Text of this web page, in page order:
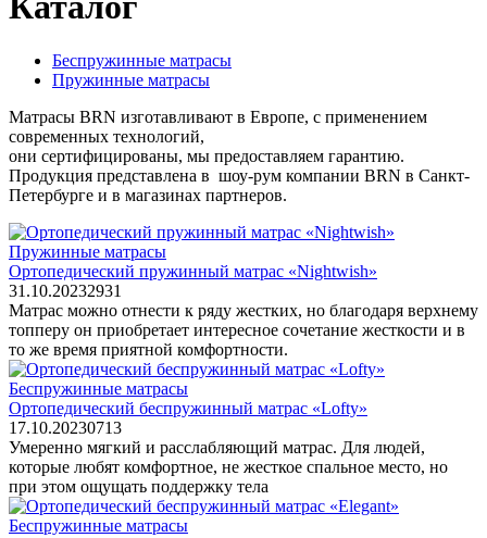
Беспружинные матрасы
Пружинные матрасы
Матрасы BRN изготавливают в Европе, с применением
современных технологий,
они сертифицированы, мы предоставляем гарантию.
Продукция представлена в шоу-рум компании BRN в Санкт-
Петербурге и в магазинах партнеров.
Пружинные матрасы
Ортопедический пружинный матрас «Nightwish»
31.10.20232931
Матрас можно отнести к ряду жестких, но благодаря верхнему
топперу он приобретает интересное сочетание жесткости и в
то же время приятной комфортности.
Беспружинные матрасы
Ортопедический беспружинный матрас «Lofty»
17.10.20230713
Умеренно мягкий и расслабляющий матрас. Для людей,
которые любят комфортное, не жесткое спальное место, но
при этом ощущать поддержку тела
Беспружинные матрасы